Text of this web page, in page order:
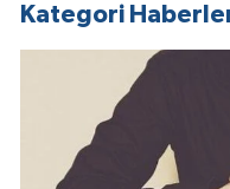
Kategori